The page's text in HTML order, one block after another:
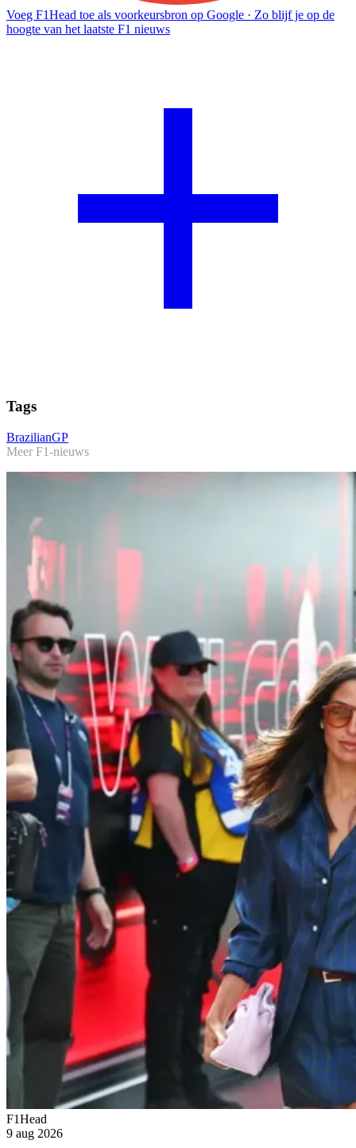
Voeg F1Head toe als voorkeursbron op Google · Zo blijf je op de
hoogte van het laatste F1 nieuws
Tags
BrazilianGP
Meer F1-nieuws
F1Head
9 aug 2026